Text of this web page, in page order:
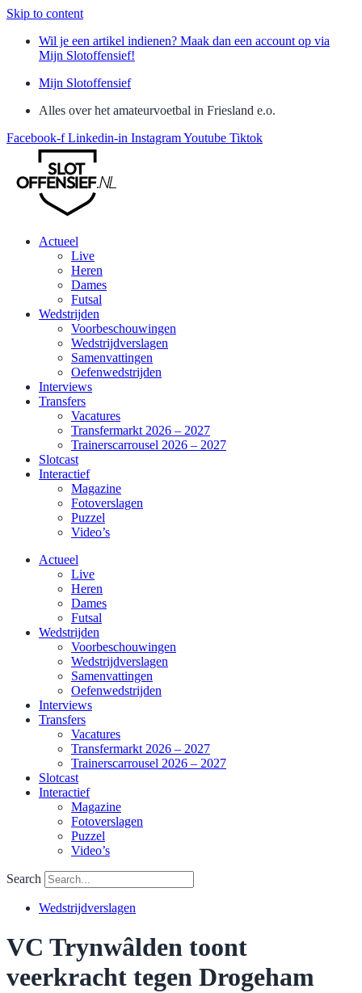
Skip to content
Wil je een artikel indienen? Maak dan een account op via
Mijn Slotoffensief!
Mijn Slotoffensief
Alles over het amateurvoetbal in Friesland e.o.
Facebook-f Linkedin-in InstagramYoutube Tiktok
Actueel
Live
Heren
Dames
Futsal
Wedstrijden
Voorbeschouwingen
Wedstrijdverslagen
Samenvattingen
Oefenwedstrijden
Interviews
Transfers
Vacatures
Transfermarkt 2026 – 2027
Trainerscarrousel 2026 – 2027
Slotcast
Interactief
Magazine
Fotoverslagen
Puzzel
Video’s
Actueel
Live
Heren
Dames
Futsal
Wedstrijden
Voorbeschouwingen
Wedstrijdverslagen
Samenvattingen
Oefenwedstrijden
Interviews
Transfers
Vacatures
Transfermarkt 2026 – 2027
Trainerscarrousel 2026 – 2027
Slotcast
Interactief
Magazine
Fotoverslagen
Puzzel
Video’s
Search
Wedstrijdverslagen
VC Trynwâlden toont
veerkracht tegen Drogeham